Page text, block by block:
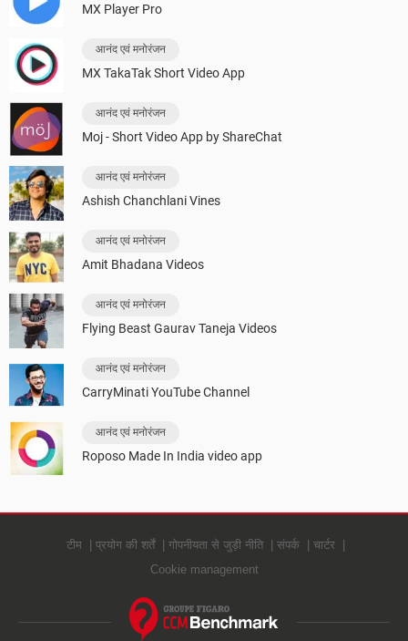
MX Player Pro
आनंद एवं मनोरंजन
MX TakaTak Short Video App
आनंद एवं मनोरंजन
Moj - Short Video App by ShareChat
आनंद एवं मनोरंजन
Ashish Chanchlani Vines
आनंद एवं मनोरंजन
Amit Bhadana Videos
आनंद एवं मनोरंजन
Flying Beast Gaurav Taneja Videos
आनंद एवं मनोरंजन
CarryMinati YouTube Channel
आनंद एवं मनोरंजन
Roposo Made In India video app
टीम प्रयोग की शर्तें गोपनीयता से जुड़ी नीति संपर्क
चार्टर
Cookie management